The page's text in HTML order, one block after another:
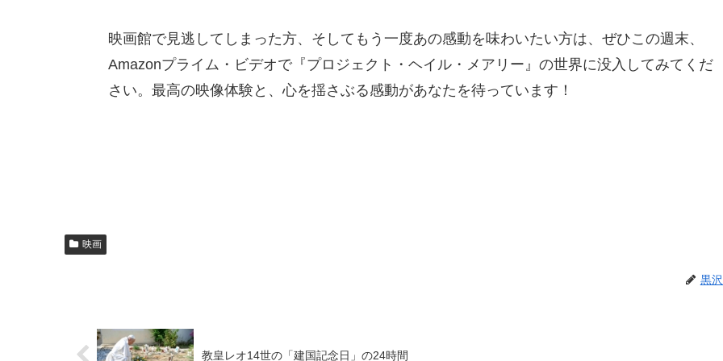
映画館で見逃してしまった方、そしてもう一度あの感動を味わいたい方は、ぜひこの週末、
Amazonプライム・ビデオで『プロジェクト・ヘイル・メアリー』の世界に没入してみてくだ
さい。最高の映像体験と、心を揺さぶる感動があなたを待っています！
映画
黒
教皇レオ14世の「建国記念日」の24時間